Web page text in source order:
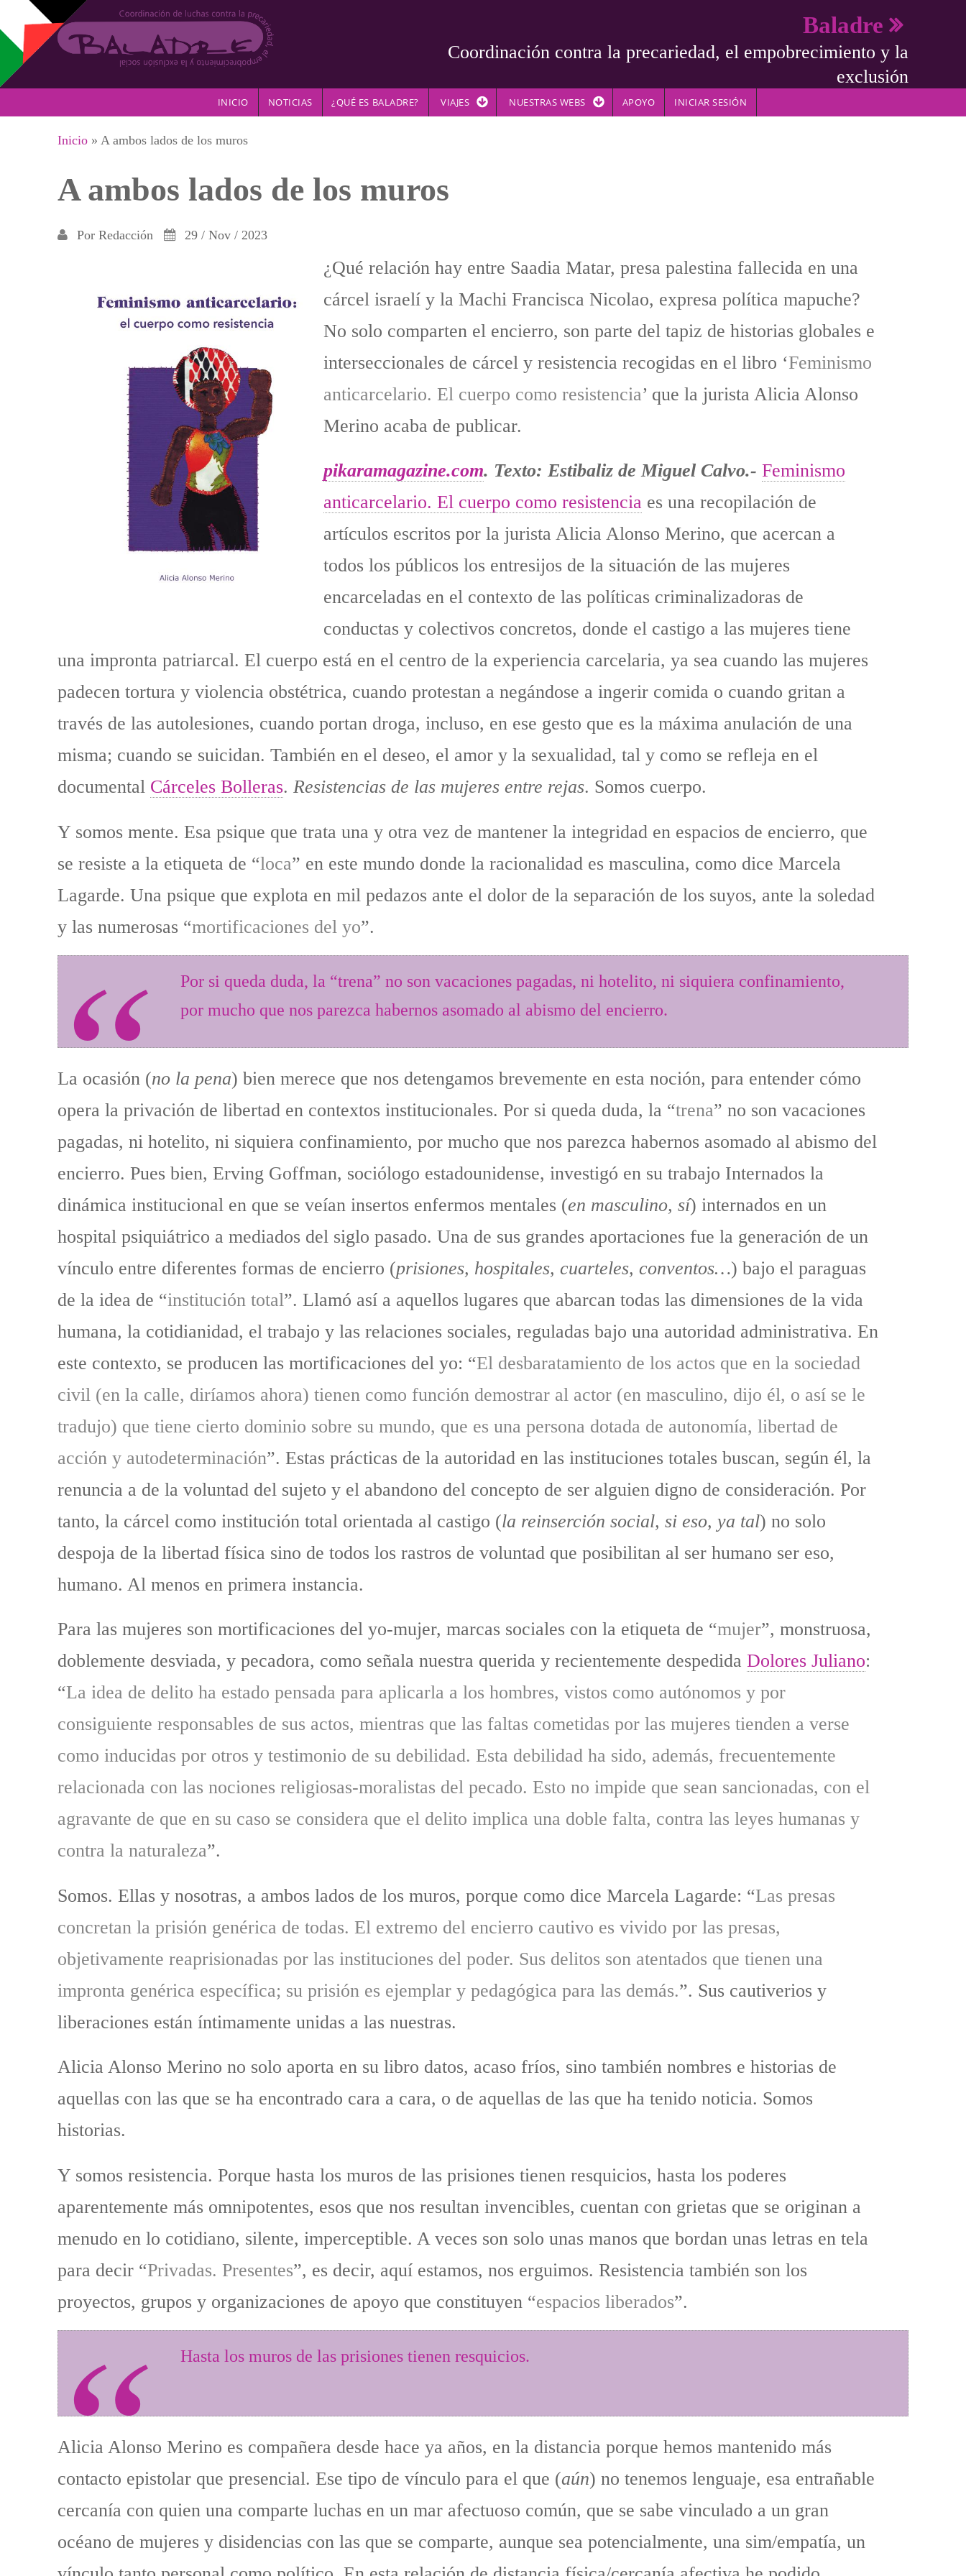
Pasar al contenido principal
Baladre
Coordinación contra la precariedad, el empobrecimiento y la
exclusión
INICIO NOTICIAS ¿QUÉ ES BALADRE? VIAJES NUESTRAS WEBS APOYO INICIAR SESIÓN
Se encuentra usted aquí
Inicio » A ambos lados de los muros
A ambos lados de los muros
Por Redacción 29 / Nov / 2023
¿Qué relación hay entre Saadia Matar, presa palestina fallecida en una
cárcel israelí y la Machi Francisca Nicolao, expresa política mapuche?
No solo comparten el encierro, son parte del tapiz de historias globales e
interseccionales de cárcel y resistencia recogidas en el libro ‘Feminismo
anticarcelario. El cuerpo como resistencia’ que la jurista Alicia Alonso
Merino acaba de publicar.
pikaramagazine.com. Texto: Estibaliz de Miguel Calvo.- Feminismo
anticarcelario. El cuerpo como resistencia es una recopilación de
artículos escritos por la jurista Alicia Alonso Merino, que acercan a
todos los públicos los entresijos de la situación de las mujeres
encarceladas en el contexto de las políticas criminalizadoras de
conductas y colectivos concretos, donde el castigo a las mujeres tiene
una impronta patriarcal. El cuerpo está en el centro de la experiencia carcelaria, ya sea cuando las mujeres
padecen tortura y violencia obstétrica, cuando protestan a negándose a ingerir comida o cuando gritan a
través de las autolesiones, cuando portan droga, incluso, en ese gesto que es la máxima anulación de una
misma; cuando se suicidan. También en el deseo, el amor y la sexualidad, tal y como se refleja en el
documental Cárceles Bolleras. Resistencias de las mujeres entre rejas. Somos cuerpo.
Y somos mente. Esa psique que trata una y otra vez de mantener la integridad en espacios de encierro, que
se resiste a la etiqueta de “loca” en este mundo donde la racionalidad es masculina, como dice Marcela
Lagarde. Una psique que explota en mil pedazos ante el dolor de la separación de los suyos, ante la soledad
y las numerosas “mortificaciones del yo”.
Por si queda duda, la “trena” no son vacaciones pagadas, ni hotelito, ni siquiera confinamiento,
por mucho que nos parezca habernos asomado al abismo del encierro.
La ocasión (no la pena) bien merece que nos detengamos brevemente en esta noción, para entender cómo
opera la privación de libertad en contextos institucionales. Por si queda duda, la “trena” no son vacaciones
pagadas, ni hotelito, ni siquiera confinamiento, por mucho que nos parezca habernos asomado al abismo del
encierro. Pues bien, Erving Goffman, sociólogo estadounidense, investigó en su trabajo Internados la
dinámica institucional en que se veían insertos enfermos mentales (en masculino, sí) internados en un
hospital psiquiátrico a mediados del siglo pasado. Una de sus grandes aportaciones fue la generación de un
vínculo entre diferentes formas de encierro (prisiones, hospitales, cuarteles, conventos…) bajo el paraguas
de la idea de “institución total”. Llamó así a aquellos lugares que abarcan todas las dimensiones de la vida
humana, la cotidianidad, el trabajo y las relaciones sociales, reguladas bajo una autoridad administrativa. En
este contexto, se producen las mortificaciones del yo: “El desbaratamiento de los actos que en la sociedad
civil (en la calle, diríamos ahora) tienen como función demostrar al actor (en masculino, dijo él, o así se le
tradujo) que tiene cierto dominio sobre su mundo, que es una persona dotada de autonomía, libertad de
acción y autodeterminación”. Estas prácticas de la autoridad en las instituciones totales buscan, según él, la
renuncia a de la voluntad del sujeto y el abandono del concepto de ser alguien digno de consideración. Por
tanto, la cárcel como institución total orientada al castigo (la reinserción social, si eso, ya tal) no solo
despoja de la libertad física sino de todos los rastros de voluntad que posibilitan al ser humano ser eso,
humano. Al menos en primera instancia.
Para las mujeres son mortificaciones del yo-mujer, marcas sociales con la etiqueta de “mujer”, monstruosa,
doblemente desviada, y pecadora, como señala nuestra querida y recientemente despedida Dolores Juliano:
“La idea de delito ha estado pensada para aplicarla a los hombres, vistos como autónomos y por
consiguiente responsables de sus actos, mientras que las faltas cometidas por las mujeres tienden a verse
como inducidas por otros y testimonio de su debilidad. Esta debilidad ha sido, además, frecuentemente
relacionada con las nociones religiosas-moralistas del pecado. Esto no impide que sean sancionadas, con el
agravante de que en su caso se considera que el delito implica una doble falta, contra las leyes humanas y
contra la naturaleza”.
Somos. Ellas y nosotras, a ambos lados de los muros, porque como dice Marcela Lagarde: “Las presas
concretan la prisión genérica de todas. El extremo del encierro cautivo es vivido por las presas,
objetivamente reaprisionadas por las instituciones del poder. Sus delitos son atentados que tienen una
impronta genérica específica; su prisión es ejemplar y pedagógica para las demás.”. Sus cautiverios y
liberaciones están íntimamente unidas a las nuestras.
Alicia Alonso Merino no solo aporta en su libro datos, acaso fríos, sino también nombres e historias de
aquellas con las que se ha encontrado cara a cara, o de aquellas de las que ha tenido noticia. Somos
historias.
Y somos resistencia. Porque hasta los muros de las prisiones tienen resquicios, hasta los poderes
aparentemente más omnipotentes, esos que nos resultan invencibles, cuentan con grietas que se originan a
menudo en lo cotidiano, silente, imperceptible. A veces son solo unas manos que bordan unas letras en tela
para decir “Privadas. Presentes”, es decir, aquí estamos, nos erguimos. Resistencia también son los
proyectos, grupos y organizaciones de apoyo que constituyen “espacios liberados”.
Hasta los muros de las prisiones tienen resquicios.
Alicia Alonso Merino es compañera desde hace ya años, en la distancia porque hemos mantenido más
contacto epistolar que presencial. Ese tipo de vínculo para el que (aún) no tenemos lenguaje, esa entrañable
cercanía con quien una comparte luchas en un mar afectuoso común, que se sabe vinculado a un gran
océano de mujeres y disidencias con las que se comparte, aunque sea potencialmente, una sim/empatía, un